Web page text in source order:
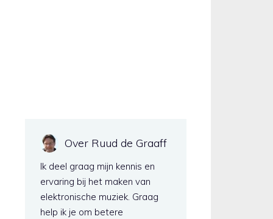
Over Ruud de Graaff
Ik deel graag mijn kennis en
ervaring bij het maken van
elektronische muziek. Graag
help ik je om betere